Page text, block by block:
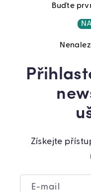
Buďte
Získejte
E-mail